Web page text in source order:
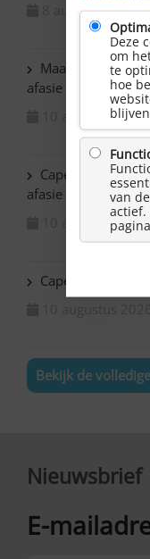
8 augustus 2026
Maassluis –
afasie
10 augustus 2026
Capelle ad IJssel
afasie
10 augustus 2026
Capelle ad IJssel
Bekijk de
Nieuwsbrief
E-
Deze
om
te
hoe
van
actief.